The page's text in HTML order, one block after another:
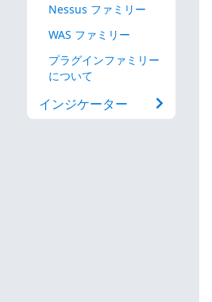
Nessus ファミリー
WAS ファミリー
プラグインファミリー
について
インジケーター